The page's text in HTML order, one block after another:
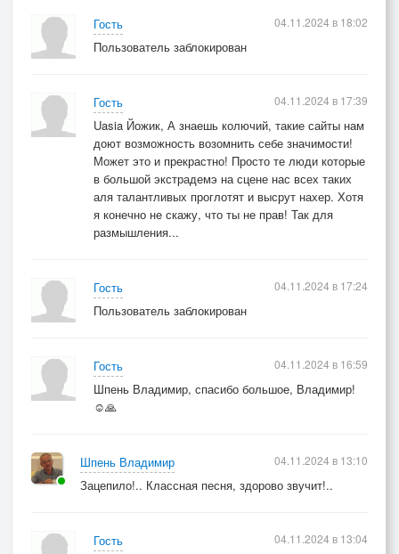
Гость
Пользователь заблокирован
04.11.2024 в 18:02
Гость
Uasia Йожик, А знаешь колючий, такие сайты нам
доют возможность возомнить себе значимости!
Может это и прекрастно! Просто те люди которые
в большой экстрадемэ на сцене нас всех таких
аля талантливых проглотят и высрут нахер. Хотя
я конечно не скажу, что ты не прав! Так для
размышления...
04.11.2024 в 17:39
Гость
Пользователь заблокирован
04.11.2024 в 17:24
Гость
Шпень Владимир, спасибо большое, Владимир!
☺️🙏
04.11.2024 в 16:59
Шпень Владимир
Зацепило!.. Классная песня, здорово звучит!..
04.11.2024 в 13:10
Гость
04.11.2024 в 13:04